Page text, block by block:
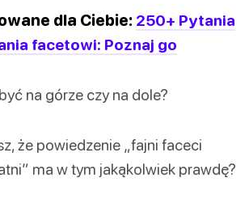
dla Ciebie: 250+ Pytania
facetowi: Poznaj go
na górze czy na dole?
że powiedzenie „fajni faceci
ma w tym jakąkolwiek prawdę?